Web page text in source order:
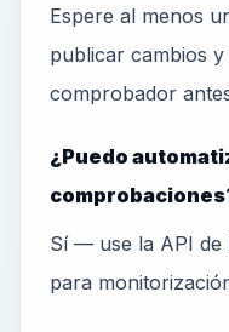
Espere al menos
publicar cambios
comprobador
¿Puedo
Sí — use la API de
para